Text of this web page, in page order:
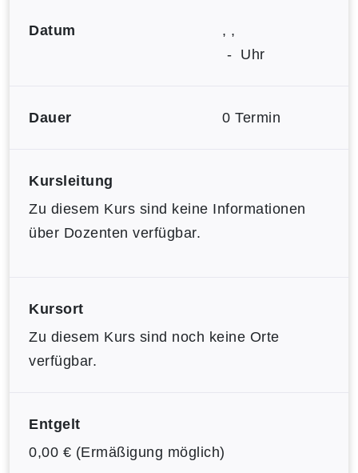
Datum
, ,
- Uhr
Dauer 0 Termin
Kursleitung
Zu diesem Kurs sind keine Informationen
über Dozenten verfügbar.
Kursort
Zu diesem Kurs sind noch keine Orte
verfügbar.
Entgelt
0,00 € (Ermäßigung möglich)